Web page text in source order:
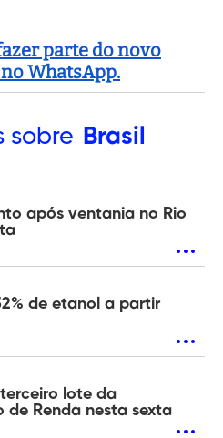
parte do novo
WhatsApp.
sobre Brasil
após ventania no Rio
de etanol a partir
lote da
Renda nesta sexta